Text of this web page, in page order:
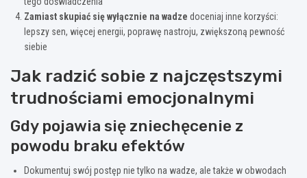
Zamiast skupiać się wyłącznie na wadze doceniaj inne korzyści:
lepszy sen, więcej energii, poprawę nastroju, zwiększoną pewność
siebie
Jak radzić sobie z najczęstszymi
trudnościami emocjonalnymi
Gdy pojawia się zniechęcenie z
powodu braku efektów
Dokumentuj swój postęp nie tylko na wadze, ale także w obwodach